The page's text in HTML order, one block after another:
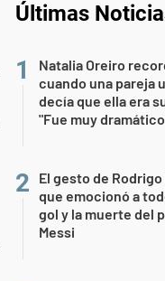
Últimas
Natalia Oreiro
cuando una pareja
decía que ella era
"Fue muy
El gesto de Rodrigo
que emocionó a
gol y la muerte del
Messi